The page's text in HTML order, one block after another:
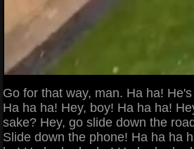
Go for that way, man. Ha ha!
Ha ha ha! Hey, boy! Ha ha ha!
sake? Hey, go slide down the
Slide down the phone! Ha ha ha